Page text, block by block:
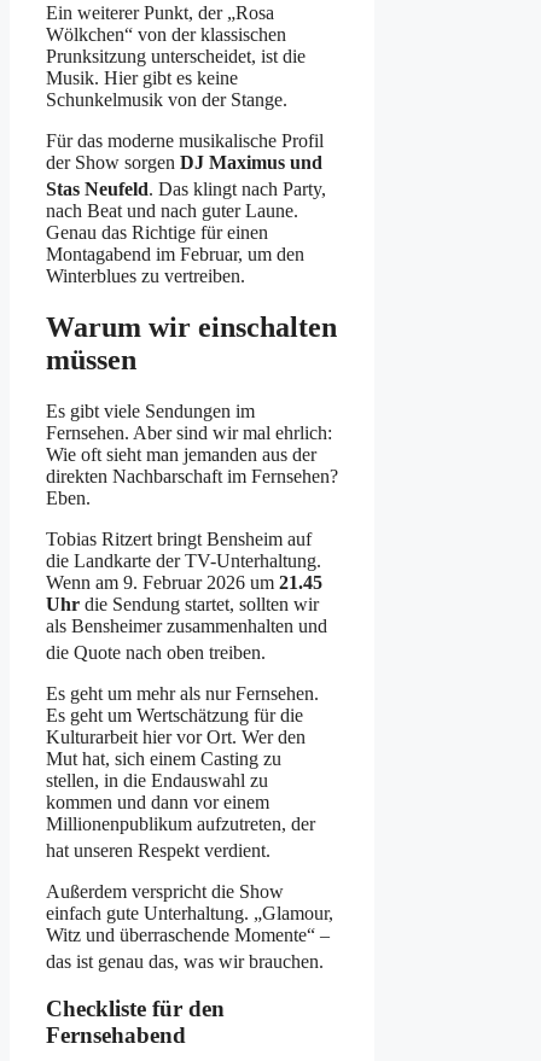
Ein weiterer Punkt, der „Rosa
Wölkchen“ von der klassischen
Prunksitzung unterscheidet, ist die
Musik. Hier gibt es keine
Schunkelmusik von der Stange.
Für das moderne musikalische Profil
der Show sorgen DJ Maximus und
Stas Neufeld. Das klingt nach Party,
nach Beat und nach guter Laune.
Genau das Richtige für einen
Montagabend im Februar, um den
Winterblues zu vertreiben.
Warum wir einschalten
müssen
Es gibt viele Sendungen im
Fernsehen. Aber sind wir mal ehrlich:
Wie oft sieht man jemanden aus der
direkten Nachbarschaft im Fernsehen?
Eben.
Tobias Ritzert bringt Bensheim auf
die Landkarte der TV-Unterhaltung.
Wenn am 9. Februar 2026 um 21.45
Uhr die Sendung startet, sollten wir
als Bensheimer zusammenhalten und
die Quote nach oben treiben.
Es geht um mehr als nur Fernsehen.
Es geht um Wertschätzung für die
Kulturarbeit hier vor Ort. Wer den
Mut hat, sich einem Casting zu
stellen, in die Endauswahl zu
kommen und dann vor einem
Millionenpublikum aufzutreten, der
hat unseren Respekt verdient.
Außerdem verspricht die Show
einfach gute Unterhaltung. „Glamour,
Witz und überraschende Momente“ –
das ist genau das, was wir brauchen.
Checkliste für den
Fernsehabend